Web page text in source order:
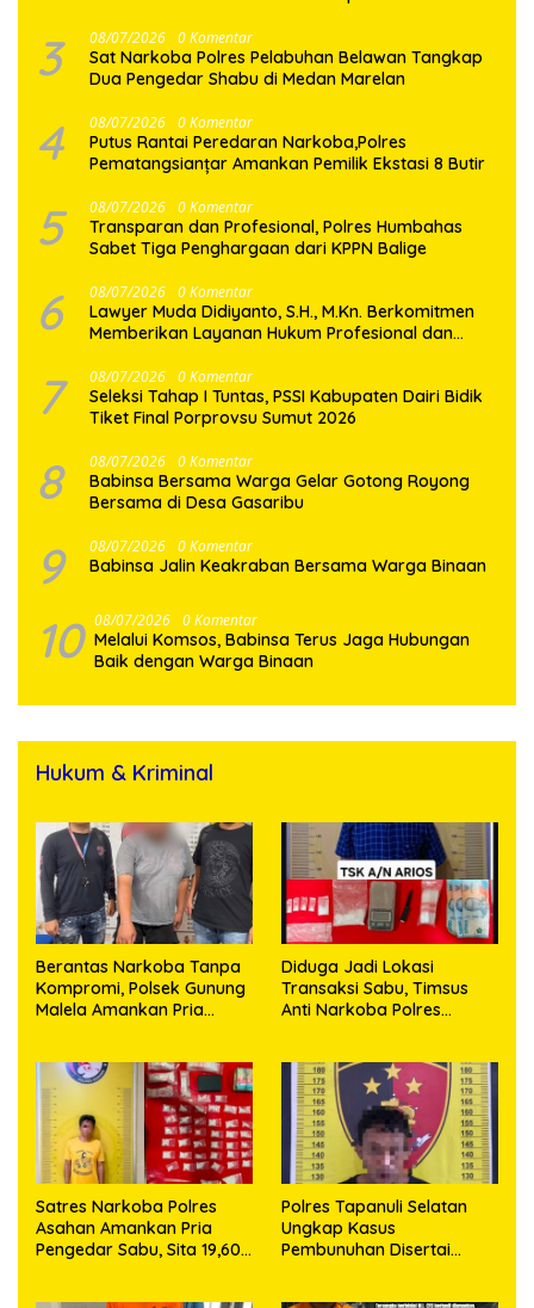
3 08/07/2026 0 Komentar
Sat Narkoba Polres Pelabuhan Belawan Tangkap
Dua Pengedar Shabu di Medan Marelan
4 08/07/2026 0 Komentar
Putus Rantai Peredaran Narkoba,Polres
Pematangsianțar Amankan Pemilik Ekstasi 8 Butir
5 08/07/2026 0 Komentar
Transparan dan Profesional, Polres Humbahas
Sabet Tiga Penghargaan dari KPPN Balige
6 08/07/2026 0 Komentar
Lawyer Muda Didiyanto, S.H., M.Kn. Berkomitmen
Memberikan Layanan Hukum Profesional dan
7 08/07/2026 0 Komentar
Seleksi Tahap I Tuntas, PSSI Kabupaten Dairi Bidik
Tiket Final Porprovsu Sumut 2026
8 08/07/2026 0 Komentar
Babinsa Bersama Warga Gelar Gotong Royong
Bersama di Desa Gasaribu
9 08/07/2026 0 Komentar
Babinsa Jalin Keakraban Bersama Warga Binaan
10 08/07/2026 0 Komentar
Melalui Komsos, Babinsa Terus Jaga Hubungan
Baik dengan Warga Binaan
Hukum & Kriminal
Berantas Narkoba Tanpa
Kompromi, Polsek Gunung
Malela Amankan Pria
Diduga Jadi Lokasi
Transaksi Sabu, Timsus
Anti Narkoba Polres
63,67 Gram Sabu
Satres Narkoba Polres
Asahan Amankan Pria
Pengedar Sabu, Sita 19,60
Polres Tapanuli Selatan
Ungkap Kasus
Pembunuhan Disertai